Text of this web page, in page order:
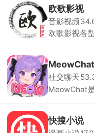
多种不同性
无论高冷、
有独立的背
可亲手创造
欧歌影视
音影视频
欧歌影视各
迅速。支持
推荐功能可
容。全程无
让你轻松享
MeowChat
社交聊天
MeowChat
整，聊天像
人设。适合
快搜小说